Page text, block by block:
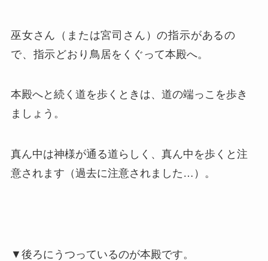
巫女さん（または宮司さん）の指示があるの
で、指示どおり 鳥居をくぐって本殿へ。
本殿へと続く道を歩くときは、道の端っこを歩き
ましょう。
真ん中は神様が通る道らしく、真ん中を歩くと注
意されます（過去に注意されました…）。
▼後ろにうつっているのが本殿です。